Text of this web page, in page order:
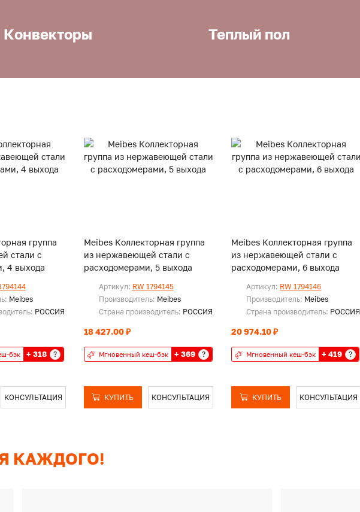
Конвекторы Теплый пол
группа
стали с
4 выхода
Meibes
РОССИЯ
бэк + 318 ?
КОНСУЛЬТАЦИЯ
Meibes Коллекторная группа
из нержавеющей стали с
расходомерами, 5 выхода
Артикул: RW 1794145
Производитель: Meibes
Страна производитель: РОССИЯ
18 427.00 ₽
Мгновенный кеш-бэк + 369 ?
КУПИТЬ КОНСУЛЬТАЦИЯ
Meibes Коллекторная группа
из нержавеющей стали с
расходомерами, 6 выхода
Артикул: RW 1794146
Производитель: Meibes
Страна производитель: РОССИЯ
20 974.10 ₽
Мгновенный кеш-бэк + 419 ?
КУПИТЬ КОНСУЛЬТАЦИЯ
КАЖДОГО!